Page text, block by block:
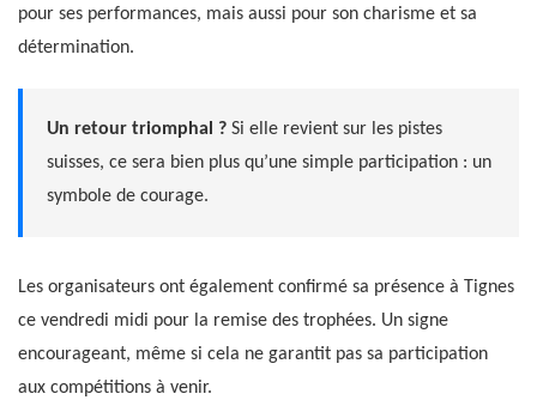
pour ses performances, mais aussi pour son charisme et sa
détermination.
Un retour triomphal ? Si elle revient sur les pistes
suisses, ce sera bien plus qu’une simple participation : un
symbole de courage.
Les organisateurs ont également confirmé sa présence à Tignes
ce vendredi midi pour la remise des trophées. Un signe
encourageant, même si cela ne garantit pas sa participation
aux compétitions à venir.